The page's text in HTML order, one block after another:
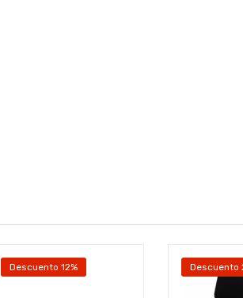
Descuento 12% Descuento